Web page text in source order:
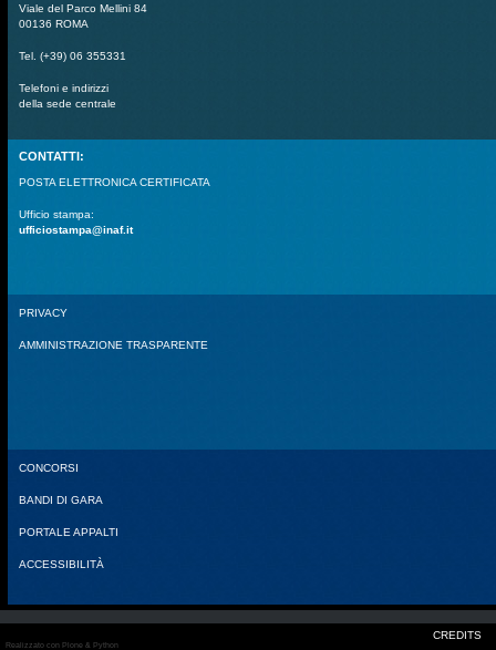
Viale del Parco Mellini 84
00136 ROMA
Tel. (+39) 06 355331
Telefoni e indirizzi
della sede centrale
CONTATTI:
POSTA ELETTRONICA CERTIFICATA
Ufficio stampa:
ufficiostampa@inaf.it
PRIVACY
AMMINISTRAZIONE TRASPARENTE
CONCORSI
BANDI DI GARA
PORTALE APPALTI
ACCESSIBILITÀ
CREDITS
Realizzato con Plone & Python